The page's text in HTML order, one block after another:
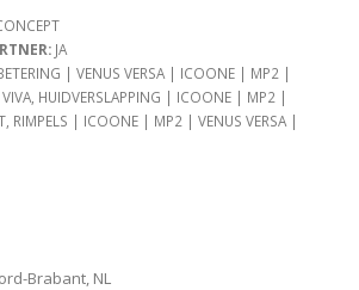
JA
| VENUS VERSA | ICOONE | MP2 |
HUIDVERSLAPPING | ICOONE | MP2 |
RIMPELS | ICOONE | MP2 | VENUS VERSA |
Brabant, NL